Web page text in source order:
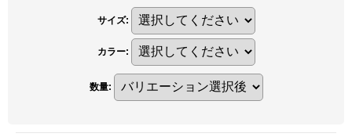
サイズ:
カラー:
数量: